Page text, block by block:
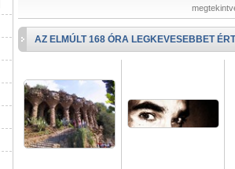
AZ ELMÚLT 168 ÓRA LEGKEVESEBBET